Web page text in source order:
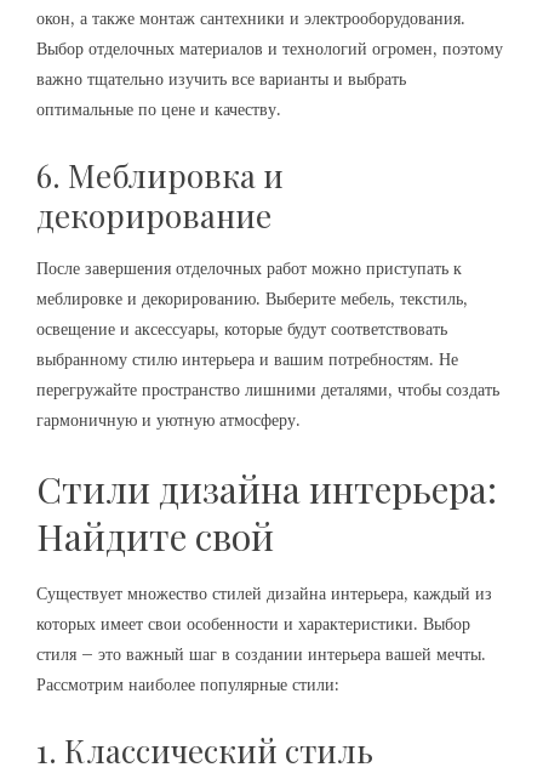
окон, а также монтаж сантехники и электрооборудования.
Выбор отделочных материалов и технологий огромен, поэтому
важно тщательно изучить все варианты и выбрать
оптимальные по цене и качеству.
6. Меблировка и
декорирование
После завершения отделочных работ можно приступать к
меблировке и декорированию. Выберите мебель, текстиль,
освещение и аксессуары, которые будут соответствовать
выбранному стилю интерьера и вашим потребностям. Не
перегружайте пространство лишними деталями, чтобы создать
гармоничную и уютную атмосферу.
Стили дизайна интерьера:
Найдите свой
Существует множество стилей дизайна интерьера, каждый из
которых имеет свои особенности и характеристики. Выбор
стиля – это важный шаг в создании интерьера вашей мечты.
Рассмотрим наиболее популярные стили:
1. Классический стиль